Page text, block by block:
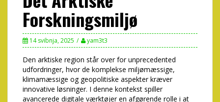
Forskningsmiljø
14 svibnja, 2025 yam3t3
Den arktiske region står over for unprecedented
udfordringer, hvor de komplekse miljømæssige,
klimamæssige og geopolitiske aspekter kræver
innovative løsninger. I denne kontekst spiller
avancerede digitale værktøjer en afgørende rolle i at